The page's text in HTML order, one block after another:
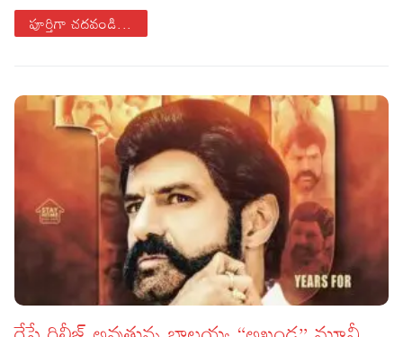
పూర్తిగా చదవండి...